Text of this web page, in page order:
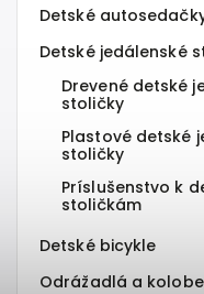
Detské
Detské jedálenské
Drevené detské
stoličky
Plastové detské
stoličky
Príslušenstvo k
stoličkám
Detské bicykle
Odrážadlá a